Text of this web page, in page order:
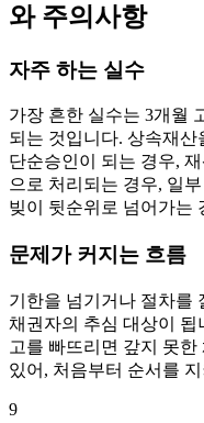
와 주의사항
자주 하는 실수
가장 흔한 실수는 3개월
되는 것입니다. 상속재
단순승인이 되는 경우,
으로 처리되는 경우, 일
빚이 뒷순위로 넘어가는
문제가 커지는 흐름
기한을 넘기거나 절차를
채권자의 추심 대상이 됩
고를 빠뜨리면 갚지 못
있어, 처음부터 순서를
9